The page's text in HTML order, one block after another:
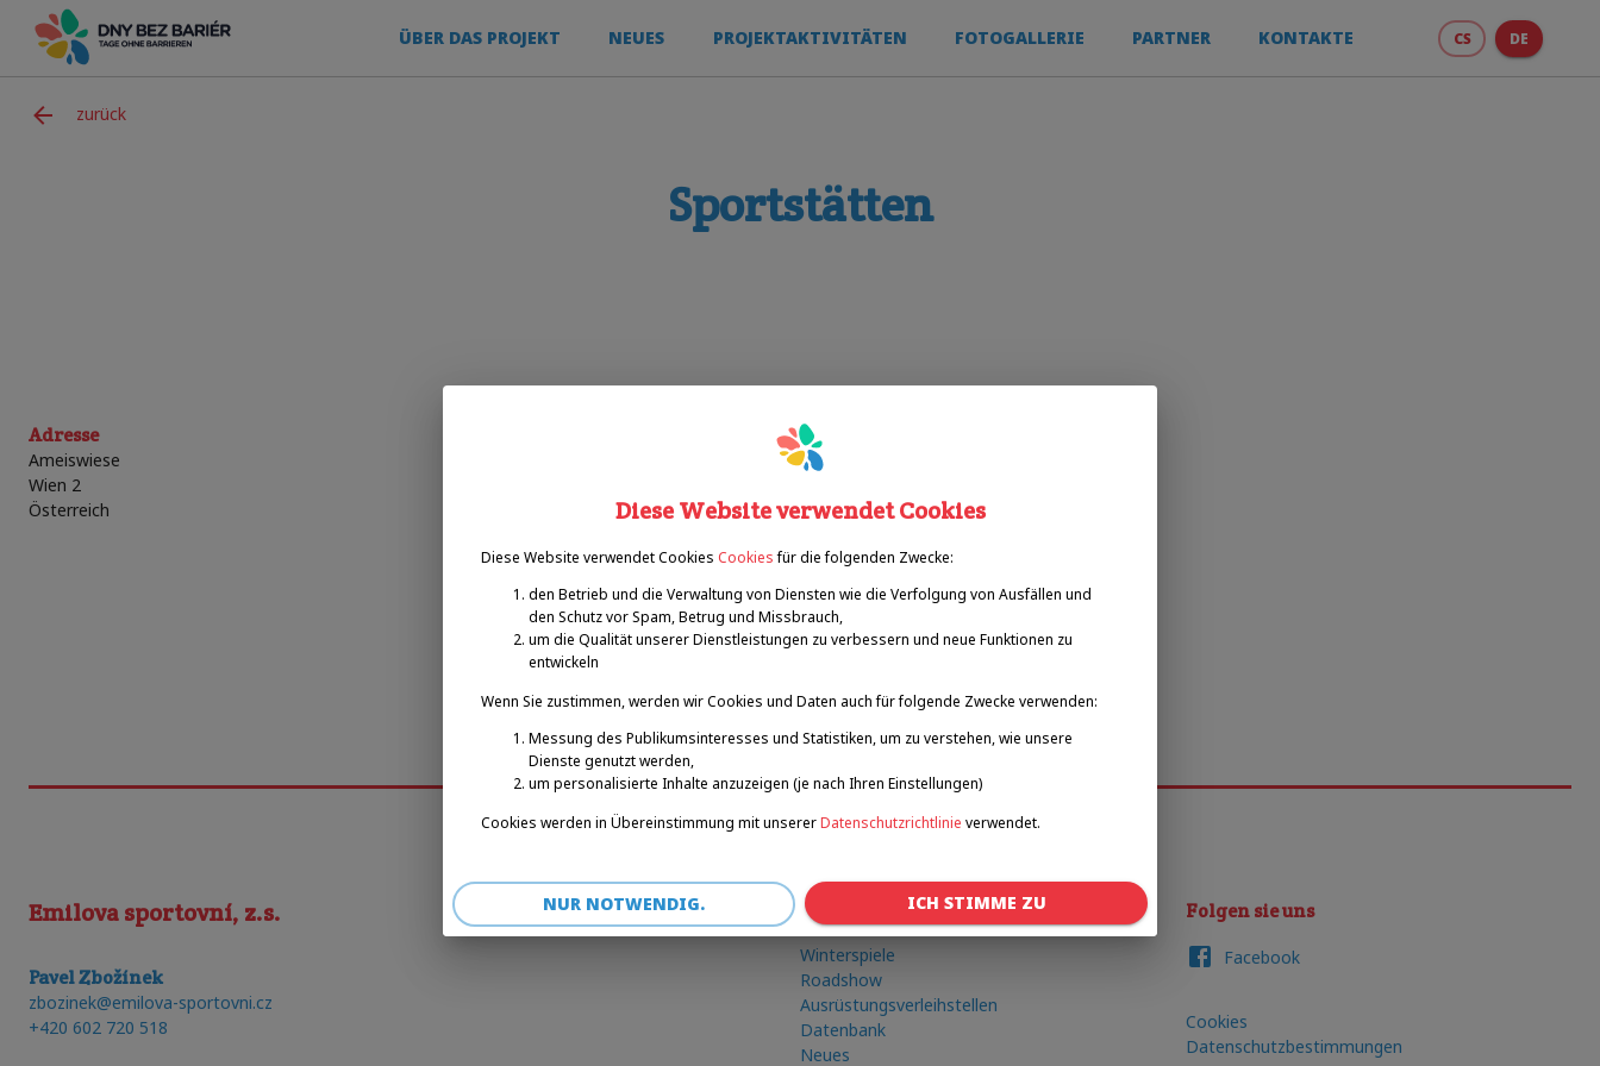
ÜBER DAS PROJEKT NEUES PROJEKTAKTIVITÄTEN FOTOGALLERIE PARTNER KONTAKTE CS DE
zurück
Sportstätten
Adresse
Ameiswiese
Wien 2
Österreich
Emilova sportovní, z.s.
Pavel Zbožínek
zbozinek@emilova-sportovni.cz
+420 602 720 518
Verknüpfungen
Winterspiele
Roadshow
Ausrüstungsverleihstellen
Datenbank
Neues
Folgen sie uns
Facebook
Cookies
Datenschutzbestimmungen
Diese Website verwendet Cookies
Diese Website verwendet Cookies Cookies für die folgenden Zwecke:
den Betrieb und die Verwaltung von Diensten wie die Verfolgung von Ausfällen und
den Schutz vor Spam, Betrug und Missbrauch,
um die Qualität unserer Dienstleistungen zu verbessern und neue Funktionen zu
entwickeln
Wenn Sie zustimmen, werden wir Cookies und Daten auch für folgende Zwecke verwenden:
Messung des Publikumsinteresses und Statistiken, um zu verstehen, wie unsere
Dienste genutzt werden,
um personalisierte Inhalte anzuzeigen (je nach Ihren Einstellungen)
Cookies werden in Übereinstimmung mit unsererDatenschutzrichtlinie verwendet.
NUR NOTWENDIG. ICH STIMME ZU